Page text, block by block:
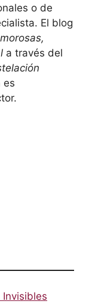
o de
El blog
a través del
es